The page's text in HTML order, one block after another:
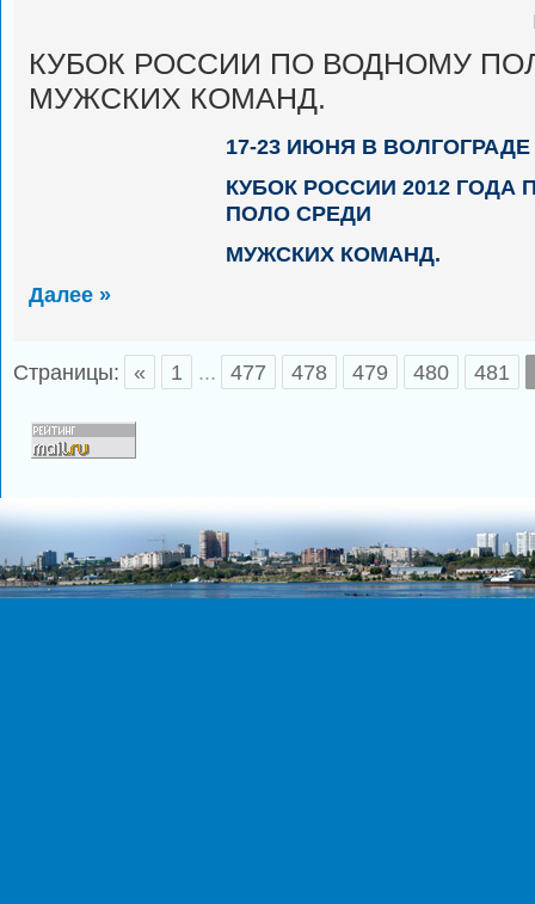
КУБОК РОССИИ ПО ВОДНОМУ
МУЖСКИХ КОМАНД.
17-23 ИЮНЯ В
КУБОК РОССИИ 2012 ГОДА
ПОЛО СРЕДИ
МУЖСКИХ КОМАНД.
Далее »
Страницы: « 1 ... 477 478 479 480 481